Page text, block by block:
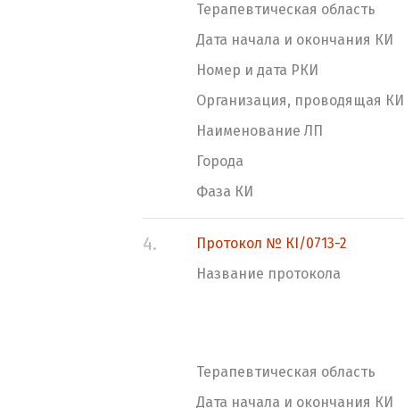
Терапевтическая область
Дата начала и окончания КИ
Номер и дата РКИ
Организация, проводящая КИ
Наименование ЛП
Города
Фаза КИ
4.
Протокол № КI/0713-2
Название протокола
Терапевтическая область
Дата начала и окончания КИ